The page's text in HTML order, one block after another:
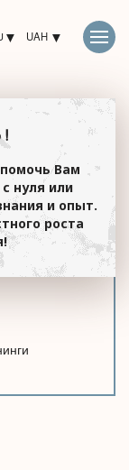
UAH
Вам
нуля или
и опыт.
роста